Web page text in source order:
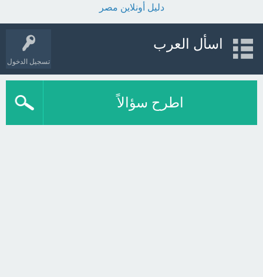
دليل أونلاين مصر
تسجيل الدخول
اسأل العرب
اطرح سؤالاً